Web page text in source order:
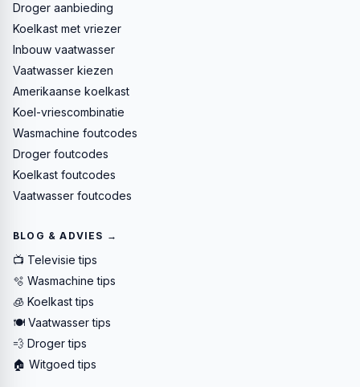
Droger aanbieding
Koelkast met vriezer
Inbouw vaatwasser
Vaatwasser kiezen
Amerikaanse koelkast
Koel-vriescombinatie
Wasmachine foutcodes
Droger foutcodes
Koelkast foutcodes
Vaatwasser foutcodes
BLOG & ADVIES →
📺 Televisie tips
🫧 Wasmachine tips
🧊 Koelkast tips
🍽️ Vaatwasser tips
💨 Droger tips
🏠 Witgoed tips